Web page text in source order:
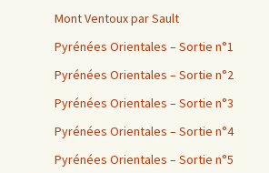
Mont Ventoux par Sault
Pyrénées Orientales – Sortie n°1
Pyrénées Orientales – Sortie n°2
Pyrénées Orientales – Sortie n°3
Pyrénées Orientales – Sortie n°4
Pyrénées Orientales – Sortie n°5